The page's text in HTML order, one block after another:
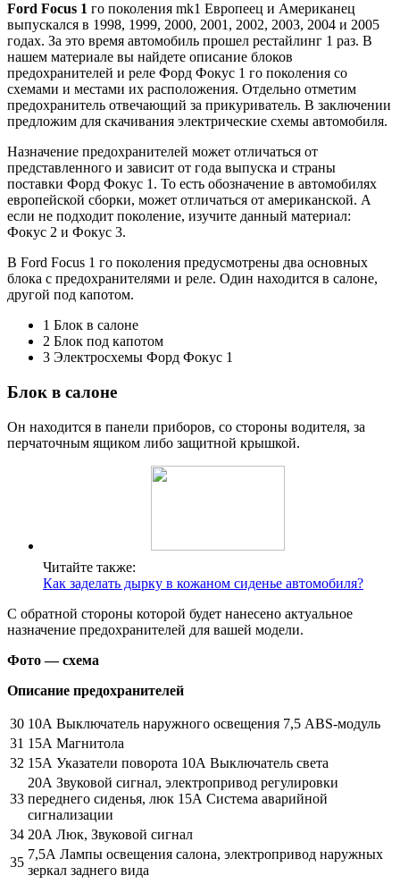
Ford Focus 1 го поколения mk1 Европеец и Американец
выпускался в 1998, 1999, 2000, 2001, 2002, 2003, 2004 и 2005
годах. За это время автомобиль прошел рестайлинг 1 раз. В
нашем материале вы найдете описание блоков
предохранителей и реле Форд Фокус 1 го поколения со
схемами и местами их расположения. Отдельно отметим
предохранитель отвечающий за прикуриватель. В заключении
предложим для скачивания электрические схемы автомобиля.
Назначение предохранителей может отличаться от
представленного и зависит от года выпуска и страны
поставки Форд Фокус 1. То есть обозначение в автомобилях
европейской сборки, может отличаться от американской. А
если не подходит поколение, изучите данный материал:
Фокус 2 и Фокус 3.
В Ford Focus 1 го поколения предусмотрены два основных
блока с предохранителями и реле. Один находится в салоне,
другой под капотом.
1 Блок в салоне
2 Блок под капотом
3 Электросхемы Форд Фокус 1
Блок в салоне
Он находится в панели приборов, со стороны водителя, за
перчаточным ящиком либо защитной крышкой.
Читайте также:
Как заделать дырку в кожаном сиденье автомобиля?
С обратной стороны которой будет нанесено актуальное
назначение предохранителей для вашей модели.
Фото — схема
Описание предохранителей
30 10А Выключатель наружного освещения 7,5 ABS-модуль
31 15А Магнитола
32 15А Указатели поворота 10А Выключатель света
33
20А Звуковой сигнал, электропривод регулировки
переднего сиденья, люк 15А Система аварийной
сигнализации
34 20А Люк, Звуковой сигнал
35
7,5А Лампы освещения салона, электропривод наружных
зеркал заднего вида